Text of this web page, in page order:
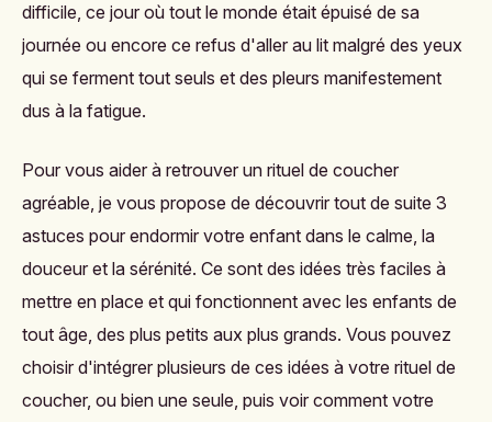
difficile, ce jour où tout le monde était épuisé de sa
journée ou encore ce refus d'aller au lit malgré des yeux
qui se ferment tout seuls et des pleurs manifestement
dus à la fatigue.
Pour vous aider à retrouver un rituel de coucher
agréable, je vous propose de découvrir tout de suite 3
astuces pour endormir votre enfant dans le calme, la
douceur et la sérénité. Ce sont des idées très faciles à
mettre en place et qui fonctionnent avec les enfants de
tout âge, des plus petits aux plus grands. Vous pouvez
choisir d'intégrer plusieurs de ces idées à votre rituel de
coucher, ou bien une seule, puis voir comment votre